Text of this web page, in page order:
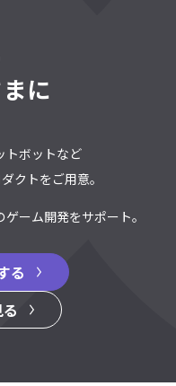
に
トボットなど
クトをご用意。
ーム開発をサポート。
る